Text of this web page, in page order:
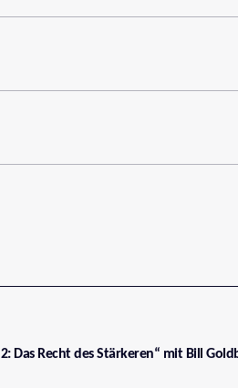
Das Recht des Stärkeren“ mit Bill